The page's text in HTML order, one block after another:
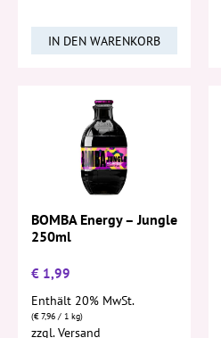
IN DEN WARENKORB
BOMBA Energy – Jungle
250ml
€ 1,99
Enthält 20% MwSt.
(€ 7,96 / 1 kg)
zzgl.Versand